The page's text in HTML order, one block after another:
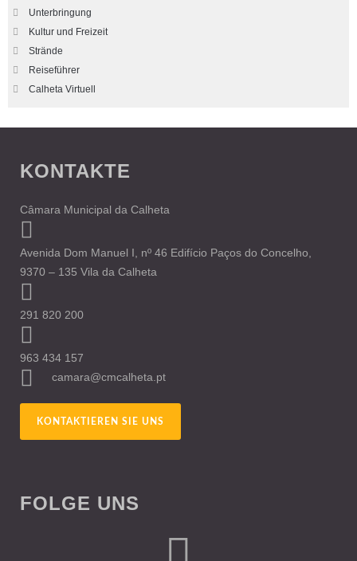
Unterbringung
Kultur und Freizeit
Strände
Reiseführer
Calheta Virtuell
KONTAKTE
Câmara Municipal da Calheta
Avenida Dom Manuel I, nº 46 Edifício Paços do Concelho,
9370 – 135 Vila da Calheta
291 820 200
963 434 157
camara@cmcalheta.pt
KONTAKTIEREN SIE UNS
FOLGE UNS